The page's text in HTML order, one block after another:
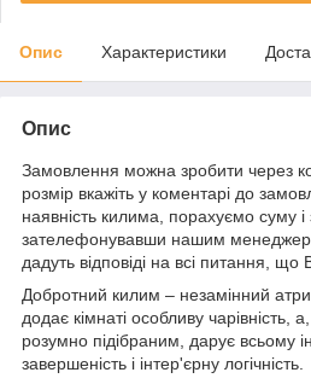
Опис Характеристики
Опис
Замовлення можна зробити через
розмір вкажіть у коментарі до
наявність килима, порахуємо суму
зателефонувавши нашим
дадуть відповіді на всі питання, що
Добротний килим – незамінний
додає кімнаті особливу чарівність,
розумно підібраним, дарує всьому
завершеність і інтер'єрну логічність.